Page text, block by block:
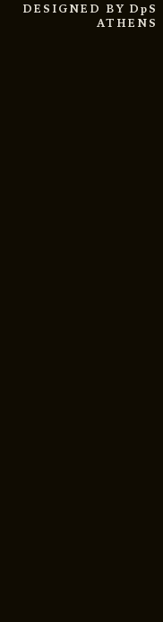
DESIGNED BY DpS
ATHENS